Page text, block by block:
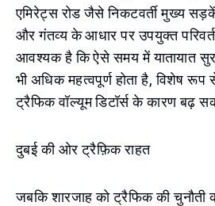
एमिरेट्स रोड जैसे निकटवर्ती मुख्य
और गंतव्य के आधार पर उपयुक्त
आवश्यक है कि ऐसे समय में यातायात
भी अधिक महत्वपूर्ण होता है, विशेष
ट्रैफिक वॉल्यूम डिटॉर्स के कारण बढ़
दुबई की ओर ट्रैफ़िक राहत
जबकि शारजाह को ट्रैफिक की चुनौती